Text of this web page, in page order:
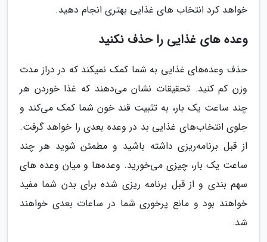
خواهد کرد انتخاب های غذایی بهتری انجام دهید.
وعده های غذایی را حذف نکنید
حذف وعده‌های غذایی به شما کمک نمیکند که در دراز مدت
وزن کم کنید. تحقیقات نشان می‌دهند که غذا خوردن هر
چند ساعت یک بار، به تثبیت قند خون شما کمک می‌کند و
جلوی انتخاب‌های غذایی بد در وعده بعدی را خواهد گرفت.
از قبل برنامه‌ریزی داشته باشید و مطمئن شوید هر چند
ساعت یک بار، چیزی می‌خورید. وعده‌ها و میان وعده های
سهم بندی و از قبل برنامه ریزی شده برای بدن شما مفید
خواهند بود و مانع پرخوری شما در ساعات بعدی خواهند
شد.